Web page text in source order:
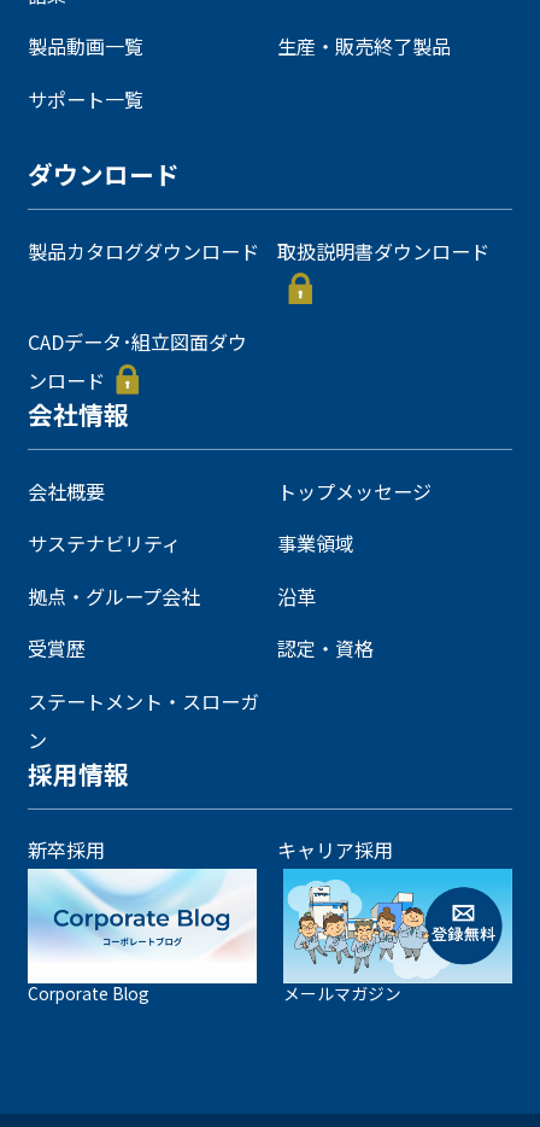
製品動画一覧
生産・販売終了製品
サポート一覧
ダウンロード
製品カタログダウンロード 取扱説明書ダウンロード
CADデータ･組立図面ダウ
ンロード
会社情報
会社概要
トップメッセージ
サステナビリティ
事業領域
拠点・グループ会社
沿革
受賞歴
認定・資格
ステートメント・スローガ
ン
採用情報
新卒採用 キャリア採用
Corporate Blog メールマガジン